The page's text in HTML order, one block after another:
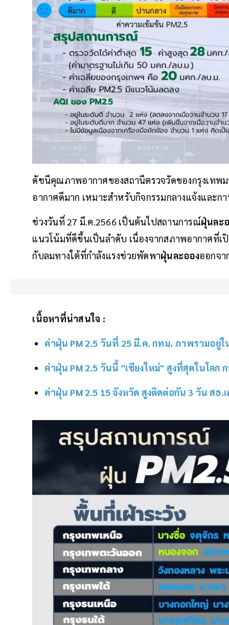
ดัชนีคุณภาพอากาศของสถานีตรวจวัดของกรุงเทพ
อากาศดีมาก เหมาะสำหรับกิจกรรมกลางแจ้งและก
ช่วงวันที่ 27 มี.ค.2566 เป็นต้นไปสถานการณ์ฝุ่นละ
แนวโน้มที่ดีขึ้นเป็นลำดับ เนื่องจากสภาพอากาศที่
กับลมทางใต้ที่กำลังแรงช่วยพัดพาฝุ่นละอองออกจ
เนื้อหาที่น่าสนใจ :
ค่าฝุ่น PM 2.5 วันที่ 25 มี.ค. กทม. ภาพรวมอยู่
ค่าฝุ่น PM 2.5 วันนี้ "เชียงใหม่" สูงที่สุดในโลก
ค่าฝุ่น PM 2.5 15 จังหวัด สูงติดต่อกัน 3 วัน ส